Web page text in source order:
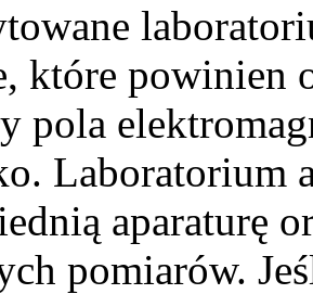
które powinien
pola
Laboratorium
aparaturę
pomiarów.